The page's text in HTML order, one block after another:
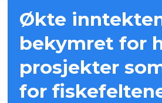
Økte
bekymret for
prosjekter
for